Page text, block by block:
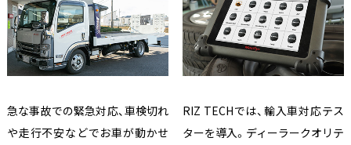
急な事故での緊急対応、車検切れ
や走行不安などでお車が動かせ
RIZ TECHでは、輸入車対応テス
ターを導入。ディーラークオリテ